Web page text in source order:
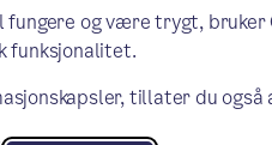
og være trygt, bruker
funksjonalitet.
tillater du